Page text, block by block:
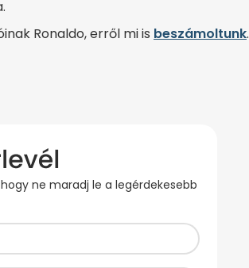
Ronaldo, erről mi is beszámoltunk.
ne maradj le a legérdekesebb